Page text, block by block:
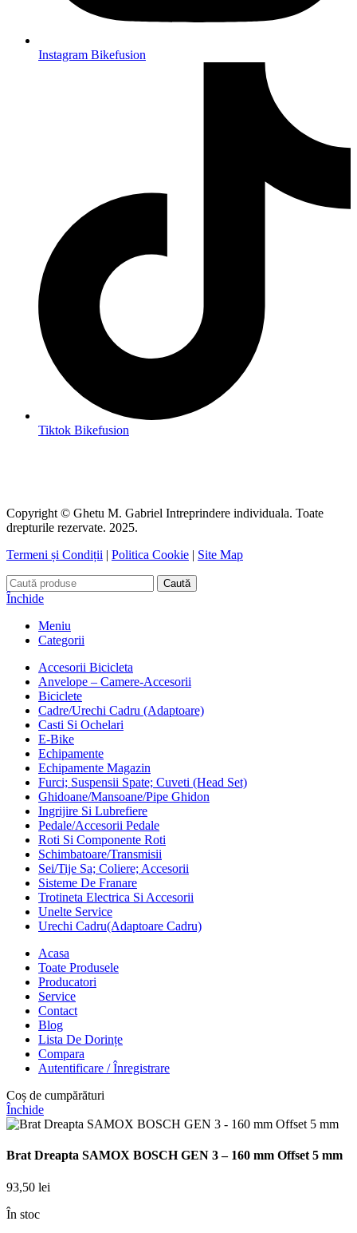
Instagram Bikefusion
Tiktok Bikefusion
Copyright © Ghetu M. Gabriel Intreprindere individuala. Toate
drepturile rezervate. 2025.
Termeni și Condiții | Politica Cookie | Site Map
Caută
Închide
Meniu
Categorii
Accesorii Bicicleta
Anvelope – Camere-Accesorii
Biciclete
Cadre/Urechi Cadru (Adaptoare)
Casti Si Ochelari
E-Bike
Echipamente
Echipamente Magazin
Furci; Suspensii Spate; Cuveti (Head Set)
Ghidoane/Mansoane/Pipe Ghidon
Ingrijire Si Lubrefiere
Pedale/Accesorii Pedale
Roti Si Componente Roti
Schimbatoare/Transmisii
Sei/Tije Sa; Coliere; Accesorii
Sisteme De Franare
Trotineta Electrica Si Accesorii
Unelte Service
Urechi Cadru(Adaptoare Cadru)
Acasa
Toate Produsele
Producatori
Service
Contact
Blog
Lista De Dorințe
Compara
Autentificare / Înregistrare
Coș de cumpărături
Închide
Brat Dreapta SAMOX BOSCH GEN 3 – 160 mm Offset 5 mm
93,50 lei
În stoc